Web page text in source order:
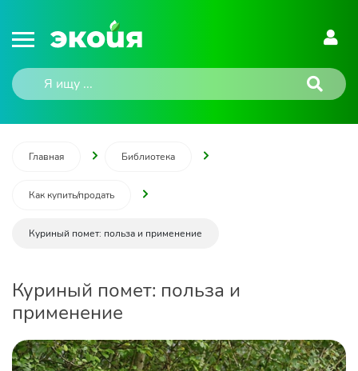
Главная Библиотека
Как купить/продать
Куриный помет: польза и применение
Куриный помет: польза и
применение